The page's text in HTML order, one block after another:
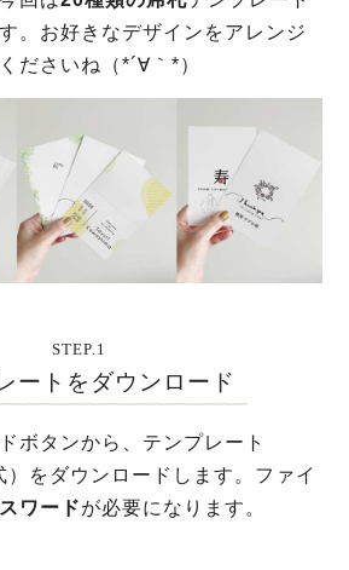
。お好きなデザインをアレンジ
ださいね（*´∀｀*）
STEP.1
ートをダウンロード
ボタンから、テンプレート
）をダウンロードします。ファイ
ワードが必要になります。